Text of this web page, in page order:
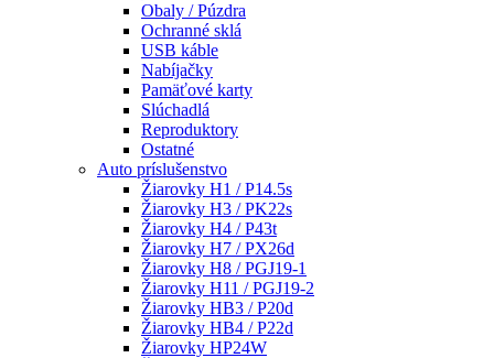
Obaly / Púzdra
Ochranné sklá
USB káble
Nabíjačky
Pamäťové karty
Slúchadlá
Reproduktory
Ostatné
Auto príslušenstvo
Žiarovky H1 / P14.5s
Žiarovky H3 / PK22s
Žiarovky H4 / P43t
Žiarovky H7 / PX26d
Žiarovky H8 / PGJ19-1
Žiarovky H11 / PGJ19-2
Žiarovky HB3 / P20d
Žiarovky HB4 / P22d
Žiarovky HP24W